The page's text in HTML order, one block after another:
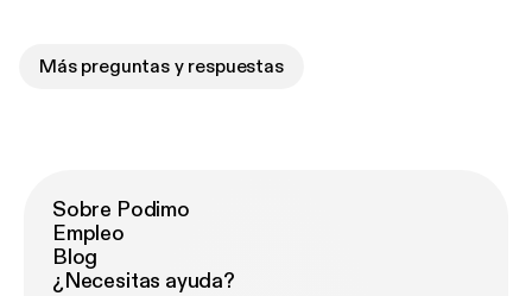
Más preguntas y respuestas
Sobre Podimo
Empleo
Blog
¿Necesitas ayuda?